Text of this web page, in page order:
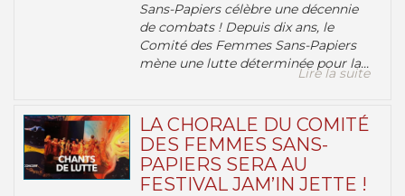
Sans-Papiers célèbre une décennie
de combats ! Depuis dix ans, le
Comité des Femmes Sans-Papiers
mène une lutte déterminée pour la...
Lire la suite
LA CHORALE DU COMITÉ
DES FEMMES SANS-
PAPIERS SERA AU
FESTIVAL JAM’IN JETTE !